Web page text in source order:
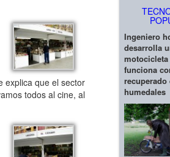
explica que el sector
todos al cine, al
Ingeniero
desarrolla
motocicleta
funciona
recuperado
humedales